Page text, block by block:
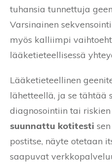
tuhansia tunnettuja
Varsinainen
myös kalliimpi
lääketieteellisessä
Lääketieteellinen
lähetteellä, ja se tähtää
diagnosointiin tai
suunnattu kotitesti
postitse, näyte otetaan
saapuvat